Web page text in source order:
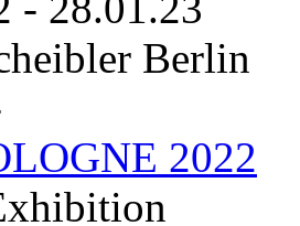
Berlin
2022